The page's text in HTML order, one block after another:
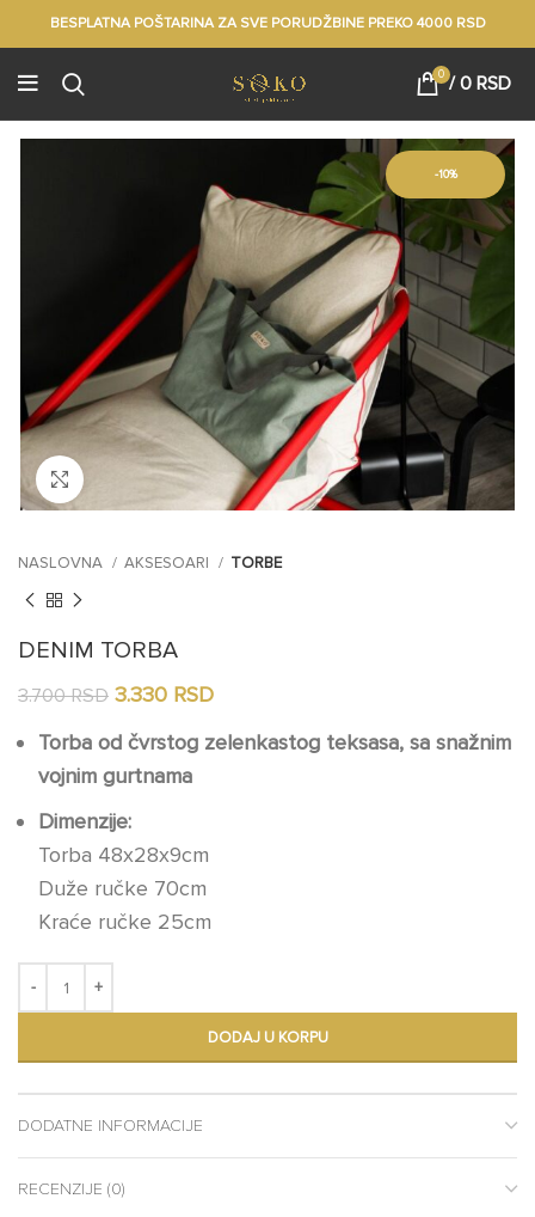
BESPLATNA POŠTARINA ZA SVE PORUDŽBINE PREKO 4000 RSD
0 / 0RSD
-10%
Click to enlarge
NASLOVNA AKSESOARI TORBE
DENIM TORBA
3.700RSD Оригинална
је
била:
3.330 RSDТренутна
је:
Torba od čvrstog zelenkastog teksasa, sa snažnim
vojnim gurtnama
Dimenzije:
Torba 48x28x9cm
Duže ručke 70cm
Kraće ručke 25cm
DODAJ U KORPU
DODATNE INFORMACIJE
RECENZIJE (0)